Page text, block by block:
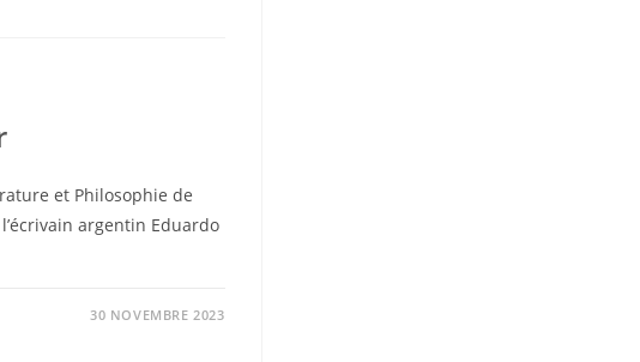
et Philosophie de
argentin Eduardo
30 NOVEMBRE 2023